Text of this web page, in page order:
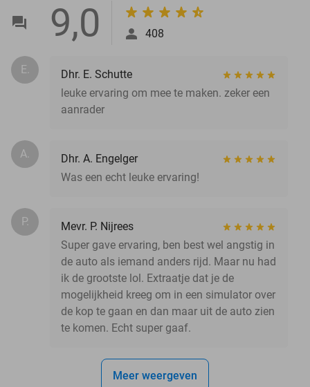
9,0 408
E.
Dhr. E. Schutte
leuke ervaring om mee te maken. zeker een
aanrader
A.
Dhr. A. Engelger
Was een echt leuke ervaring!
P.
Mevr. P. Nijrees
Super gave ervaring, ben best wel angstig in
de auto als iemand anders rijd. Maar nu had
ik de grootste lol. Extraatje dat je de
mogelijkheid kreeg om in een simulator over
de kop te gaan en dan maar uit de auto zien
te komen. Echt super gaaf.
Meer weergeven